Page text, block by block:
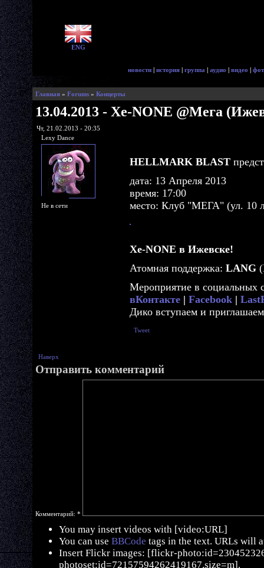
ENG
новости | история | группа | аудио | видео |
Главная » Forums » Концерты
13.04.2013 - Xe-NONE @Мега
Чт, 21.02.2013 - 20:35
Lexy Dance
Не в сети
HELLMARK BLAST
дата: 13 Апреля 2013
время: 17:00
место: Клуб "МЕГА" (ул. 10
Xe-NONE в Ижевске!
Атомная поддержка: LANG
Мероприятие в социальных
вКонтакте | Facebook |
Дико вступаем и
Tweet
Наверх
Отправить комментарий
Комментарий: *
You may insert videos with [video:URL]
You can use BBCode tags in the text. URLs will
Insert Flickr images: [flickr-
photoset:id=72157594262419167,size=m].